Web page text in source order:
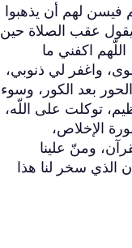
فيسن لهم أن يذهبوا
عقب الصلاة حين
اكفني ما
واغفر لي ذنوبي،
بعد الكور، وسوء
توكلت على اللّه،
الإخلاص،
ومنّ علينا
الذي سخر لنا هذا